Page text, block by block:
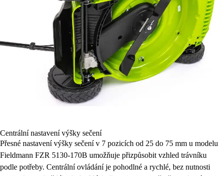
Centrální nastavení výšky sečení
Přesné nastavení výšky sečení v 7 pozicích od 25 do 75 mm u modelu
Fieldmann FZR 5130-170B umožňuje přizpůsobit vzhled trávníku
podle potřeby. Centrální ovládání je pohodlné a rychlé, bez nutnosti